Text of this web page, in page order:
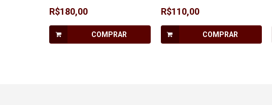
Tannat 750 ml
R$180,00
COMPRAR
R$110,00
COMPRAR